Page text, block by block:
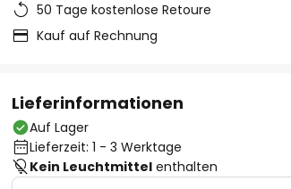
50 Tage kostenlose Retoure
Kauf auf Rechnung
Lieferinformationen
Auf Lager
Lieferzeit: 1 - 3 Werktage
Kein Leuchtmittel enthalten